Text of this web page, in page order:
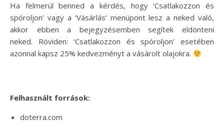
Ha felmerül benned a kérdés, hogy ‘Csatlakozzon és
spóroljon’ vagy a ‘Vásárlás’ menüpont lesz a neked való,
akkor ebben a bejegyzésemben segítek eldönteni
neked. Röviden: ‘Csatlakozzon és spóroljon’ esetében
azonnal kapsz 25% kedvezményt a vásárolt olajokra.
Felhasznált források:
doterra.com